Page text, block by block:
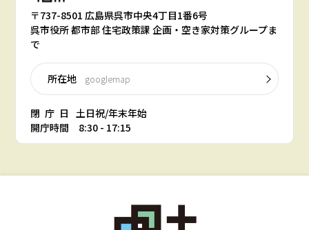
〒737-8501 広島県呉市中央4丁目1番6号
呉市役所 都市部 住宅政策課 企画・空き家対策グループま
で
所在地 googlemap
閉庁日 土日祝/年末年始
開庁時間 8:30 - 17:15